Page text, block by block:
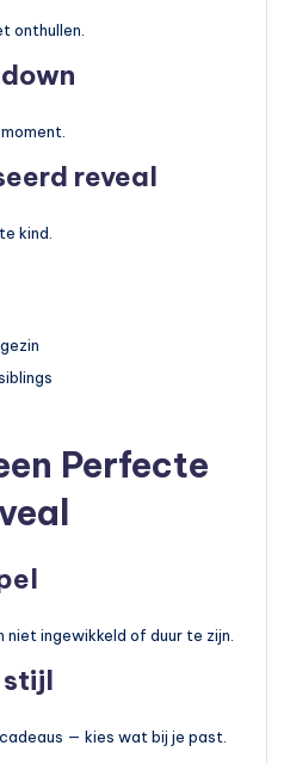
onthullen.
reveal
kind.
Perfecte
niet ingewikkeld of duur te zijn.
stijl
— kies wat bij je past.